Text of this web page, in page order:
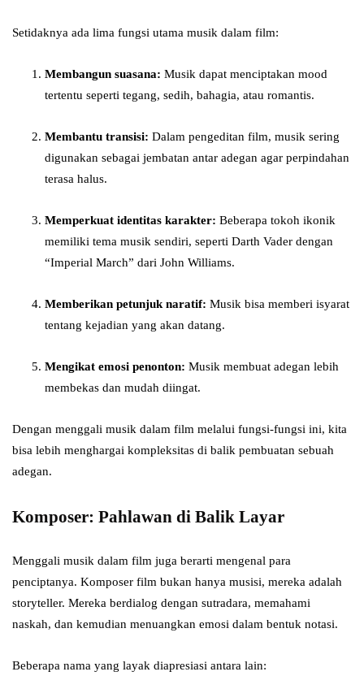
Setidaknya ada lima fungsi utama musik dalam film:
Membangun suasana: Musik dapat menciptakan mood
tertentu seperti tegang, sedih, bahagia, atau romantis.
Membantu transisi: Dalam pengeditan film, musik sering
digunakan sebagai jembatan antar adegan agar perpindahan
terasa halus.
Memperkuat identitas karakter: Beberapa tokoh ikonik
memiliki tema musik sendiri, seperti Darth Vader dengan
“Imperial March” dari John Williams.
Memberikan petunjuk naratif: Musik bisa memberi isyarat
tentang kejadian yang akan datang.
Mengikat emosi penonton: Musik membuat adegan lebih
membekas dan mudah diingat.
Dengan menggali musik dalam film melalui fungsi-fungsi ini, kita
bisa lebih menghargai kompleksitas di balik pembuatan sebuah
adegan.
Komposer: Pahlawan di Balik Layar
Menggali musik dalam film juga berarti mengenal para
penciptanya. Komposer film bukan hanya musisi, mereka adalah
storyteller. Mereka berdialog dengan sutradara, memahami
naskah, dan kemudian menuangkan emosi dalam bentuk notasi.
Beberapa nama yang layak diapresiasi antara lain: